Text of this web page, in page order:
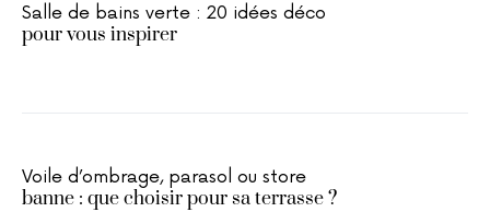
Salle de bains verte : 20 idées déco
pour vous inspirer
Voile d’ombrage, parasol ou store
banne : que choisir pour sa terrasse ?